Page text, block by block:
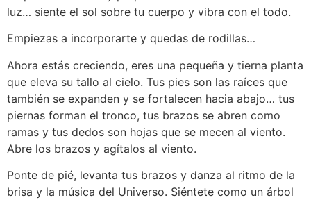
luz… siente el sol sobre tu cuerpo y vibra con el todo.
Empiezas a incorporarte y quedas de rodillas…
Ahora estás creciendo, eres una pequeña y tierna planta
que eleva su tallo al cielo. Tus pies son las raíces que
también se expanden y se fortalecen hacia abajo… tus
piernas forman el tronco, tus brazos se abren como
ramas y tus dedos son hojas que se mecen al viento.
Abre los brazos y agítalos al viento.
Ponte de pié, levanta tus brazos y danza al ritmo de la
brisa y la música del Universo. Siéntete como un árbol